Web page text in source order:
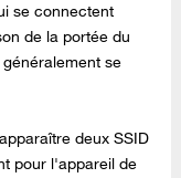
se connectent
de la portée du
se
deux SSID
pour l'appareil de